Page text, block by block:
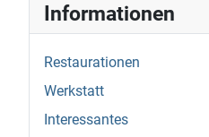
Informationen
Restaurationen
Werkstatt
Interessantes